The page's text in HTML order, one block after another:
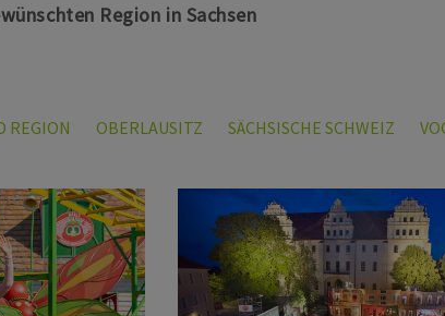
Region in Sachsen
REGION OBERLAUSITZ SÄCHSISCHE SCHWEIZ